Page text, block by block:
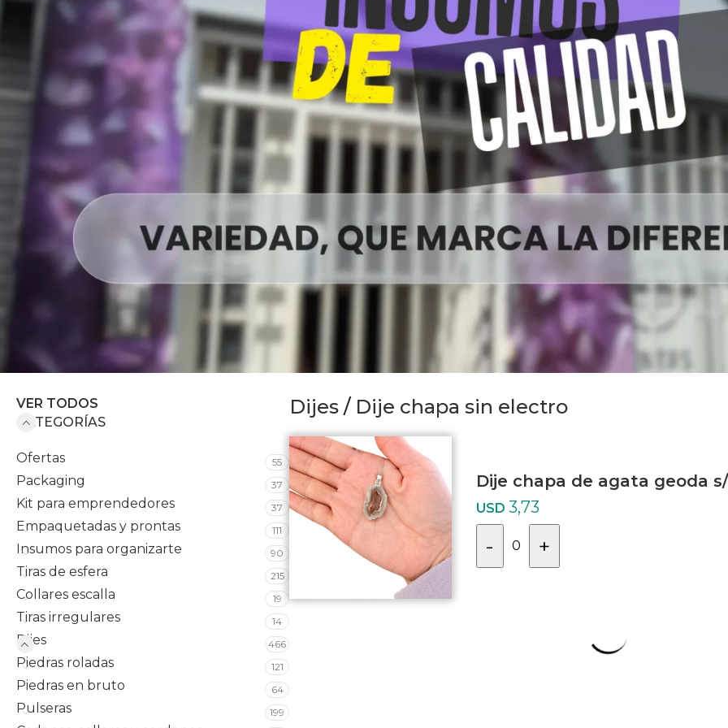
VER TODOS
CATEGORÍAS
Ofertas 55
Packaging 37
Kit para emprendedores 37
Empaquetadas y prontas 111
Insumos para organizarte 90
Tiras de esfera 215
Collares escalla 19
Tiras irregulares 14
Dijes 466
Piedras roladas 121
Piedras en bruto 64
Pulseras 199
Dijes / Dije chapa sin electro
Dije chapa de agata geoda
USD 3,73
- 0 +